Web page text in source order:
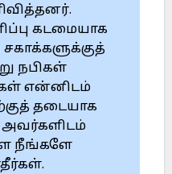
கடமையாக
நபிகள்
என்னிடம்
தடையாக
நீங்களே